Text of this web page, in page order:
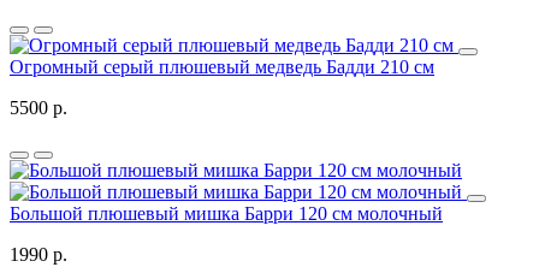
Огромный серый плюшевый медведь Бадди 210 см
5500 р.
Большой плюшевый мишка Барри 120 см молочный
1990 р.